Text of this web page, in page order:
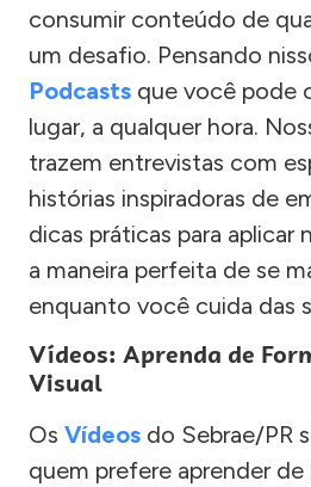
consumir conteúdo de
um desafio. Pensando
Podcasts que você pode
lugar, a qualquer hora.
trazem entrevistas com
histórias inspiradoras de
dicas práticas para aplicar
a maneira perfeita de se
enquanto você cuida das
Vídeos: Aprenda de
Visual
Os Vídeos do Sebrae/PR
quem prefere aprender de